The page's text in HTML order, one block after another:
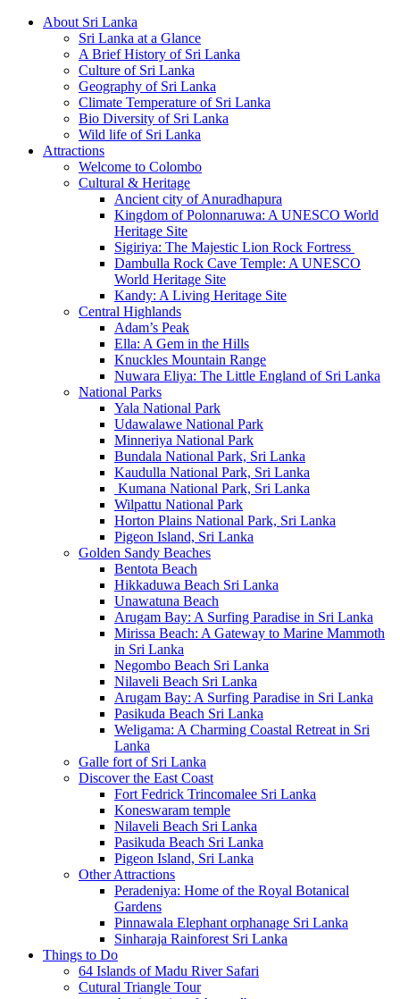
About Sri Lanka
Sri Lanka at a Glance
A Brief History of Sri Lanka
Culture of Sri Lanka
Geography of Sri Lanka
Climate Temperature of Sri Lanka
Bio Diversity of Sri Lanka
Wild life of Sri Lanka
Attractions
Welcome to Colombo
Cultural & Heritage
Ancient city of Anuradhapura
Kingdom of Polonnaruwa: A UNESCO World
Heritage Site
Sigiriya: The Majestic Lion Rock Fortress
Dambulla Rock Cave Temple: A UNESCO
World Heritage Site
Kandy: A Living Heritage Site
Central Highlands
Adam’s Peak
Ella: A Gem in the Hills
Knuckles Mountain Range
Nuwara Eliya: The Little England of Sri Lanka
National Parks
Yala National Park
Udawalawe National Park
Minneriya National Park
Bundala National Park, Sri Lanka
Kaudulla National Park, Sri Lanka
Kumana National Park, Sri Lanka
Wilpattu National Park
Horton Plains National Park, Sri Lanka
Pigeon Island, Sri Lanka
Golden Sandy Beaches
Bentota Beach
Hikkaduwa Beach Sri Lanka
Unawatuna Beach
Arugam Bay: A Surfing Paradise in Sri Lanka
Mirissa Beach: A Gateway to Marine Mammoth
in Sri Lanka
Negombo Beach Sri Lanka
Nilaveli Beach Sri Lanka
Arugam Bay: A Surfing Paradise in Sri Lanka
Pasikuda Beach Sri Lanka
Weligama: A Charming Coastal Retreat in Sri
Lanka
Galle fort of Sri Lanka
Discover the East Coast
Fort Fedrick Trincomalee Sri Lanka
Koneswaram temple
Nilaveli Beach Sri Lanka
Pasikuda Beach Sri Lanka
Pigeon Island, Sri Lanka
Other Attractions
Peradeniya: Home of the Royal Botanical
Gardens
Pinnawala Elephant orphanage Sri Lanka
Sinharaja Rainforest Sri Lanka
Things to Do
64 Islands of Madu River Safari
Cutural Triangle Tour